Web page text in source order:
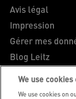
Avis légal
Impression
Gérer mes
Blog Leitz
We use
We use cookies on